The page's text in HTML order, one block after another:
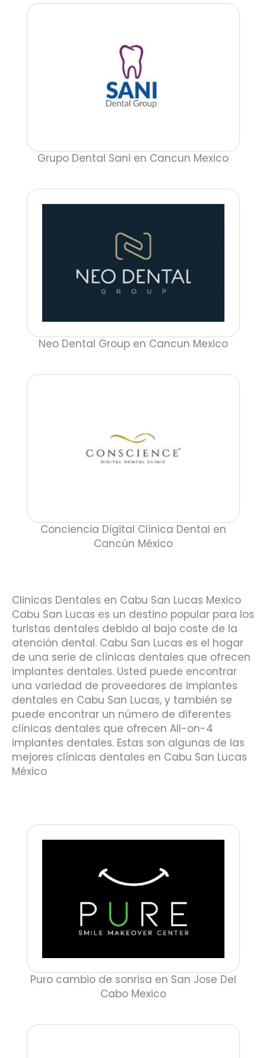
Grupo Dental Sani en Cancun Mexico
Neo Dental Group en Cancun Mexico
Conciencia Digital Clínica Dental en
Cancún México
Clinicas Dentales en Cabu San Lucas Mexico
Cabu San Lucas es un destino popular para los
turistas dentales debido al bajo coste de la
atención dental. Cabu San Lucas es el hogar
de una serie de clínicas dentales que ofrecen
implantes dentales. Usted puede encontrar
una variedad de proveedores de implantes
dentales en Cabu San Lucas, y también se
puede encontrar un número de diferentes
clínicas dentales que ofrecen All-on-4
implantes dentales. Estas son algunas de las
mejores clínicas dentales en Cabu San Lucas
México
Puro cambio de sonrisa en San Jose Del
Cabo Mexico